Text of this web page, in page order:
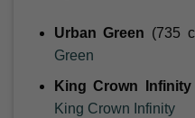
Urban Green (735
Green
King Crown Infinity
King Crown Infinity